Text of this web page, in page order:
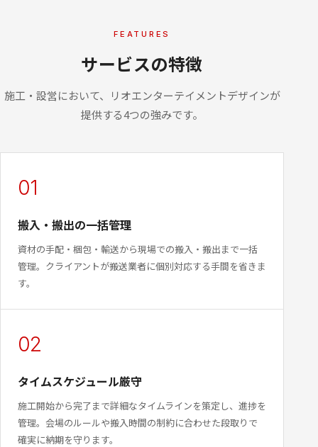
FEATURES
サービスの特徴
施工・設営において、リオエンターテイメントデザインが
提供する4つの強みです。
01
搬入・搬出の一括管理
資材の手配・梱包・輸送から現場での搬入・搬出まで一括
管理。クライアントが搬送業者に個別対応する手間を省きま
す。
02
タイムスケジュール厳守
施工開始から完了まで詳細なタイムラインを策定し、進捗を
管理。会場のルールや搬入時間の制約に合わせた段取りで
確実に納期を守ります。